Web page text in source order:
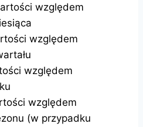
względem
względem
względem
względem
(w przypadku